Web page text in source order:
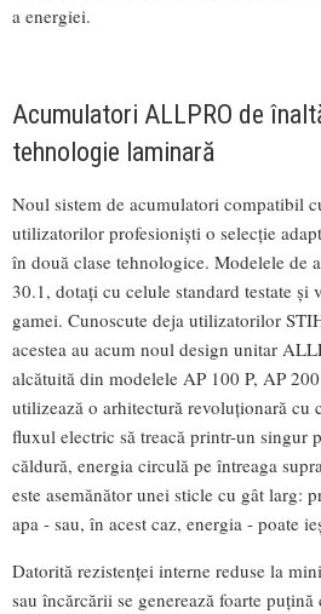
a energiei.
Acumulatori ALLPRO de
tehnologie laminară
Noul sistem de acumulatori compatibil
utilizatorilor profesioniști o selecție
în două clase tehnologice. Modelele de
30.1, dotaţi cu celule standard testate și
gamei. Cunoscute deja utilizatorilor
acestea au acum noul design unitar
alcătuită din modelele AP 100 P, AP
utilizează o arhitectură revoluționară cu
fluxul electric să treacă printr-un singur
căldură, energia circulă pe întreaga
este asemănător unei sticle cu gât larg:
apa - sau, în acest caz, energia - poate
Datorită rezistenței interne reduse la
sau încărcării se generează foarte puțină